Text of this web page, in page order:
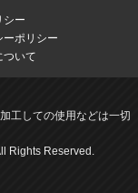
シー
ーポリシー
ついて
工しての使用などは一切
Rights Reserved.